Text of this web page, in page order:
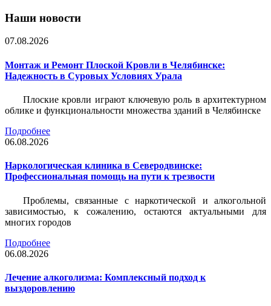
Наши новости
07.08.2026
Монтаж и Ремонт Плоской Кровли в Челябинске:
Надежность в Суровых Условиях Урала
Плоские кровли играют ключевую роль в архитектурном
облике и функциональности множества зданий в Челябинске
Подробнее
06.08.2026
Наркологическая клиника в Северодвинске:
Профессиональная помощь на пути к трезвости
Проблемы, связанные с наркотической и алкогольной
зависимостью, к сожалению, остаются актуальными для
многих городов
Подробнее
06.08.2026
Лечение алкоголизма: Комплексный подход к
выздоровлению